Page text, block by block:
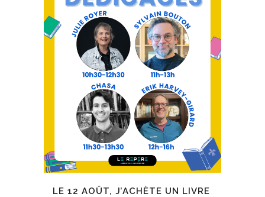
LE 12 AOÛT, J’ACHÈTE UN LIVRE